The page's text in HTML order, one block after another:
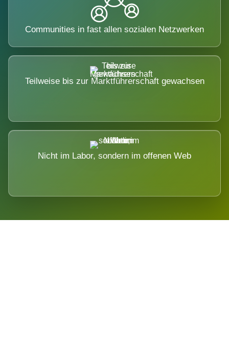
Communities in fast allen sozialen Netzwerken
Teilweise bis zur Marktführerschaft gewachsen
Nicht im Labor, sondern im offenen Web